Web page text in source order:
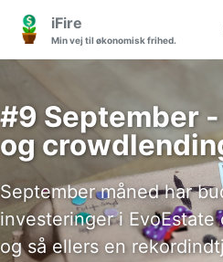
Gå til hovedmenuen
Gå til indholdet
Gå til sidefoden
iFire
Min vej til økonomisk frihed.
#9 September
og
September måned har
investeringer i
og så ellers en